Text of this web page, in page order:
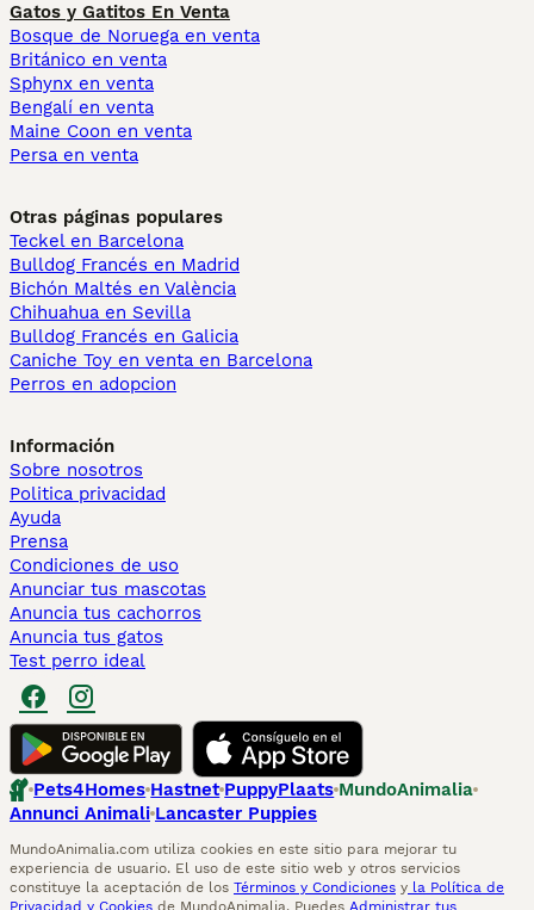
Gatos y Gatitos En Venta
Bosque de Noruega en venta
Británico en venta
Sphynx en venta
Bengalí en venta
Maine Coon en venta
Persa en venta
Otras páginas populares
Teckel en Barcelona
Bulldog Francés en Madrid
Bichón Maltés en València
Chihuahua en Sevilla
Bulldog Francés en Galicia
Caniche Toy en venta en Barcelona
Perros en adopcion
Información
Sobre nosotros
Politica privacidad
Ayuda
Prensa
Condiciones de uso
Anunciar tus mascotas
Anuncia tus cachorros
Anuncia tus gatos
Test perro ideal
Pets4Homes Hastnet PuppyPlaats MundoAnimalia
Annunci Animali Lancaster Puppies
MundoAnimalia.com utiliza cookies en este sitio para mejorar tu
experiencia de usuario. El uso de este sitio web y otros servicios
constituye la aceptación de los Términos y Condiciones y la Política de